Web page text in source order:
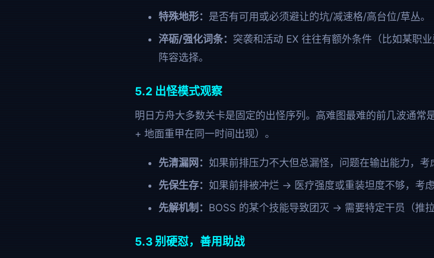
特殊地形： 是否有可用或必须避让的坑/减速格/高台位/草丛。
淬砺/强化词条： 突袭和活动 EX 往往有额外条件（比如某职
阵容选择。
5.2 出怪模式观察
明日方舟大多数关卡是固定的出怪序列。高难图最难的前几波通常
+ 地面重甲在同一时间出现）。
先清漏网： 如果前排压力不大但总漏怪，问题在输出能力，考
先保生存： 如果前排被冲烂 → 医疗强度或重装坦度不够，考
先解机制： BOSS 的某个技能导致团灭 → 需要特定干员（推
5.3 别硬怼，善用助战